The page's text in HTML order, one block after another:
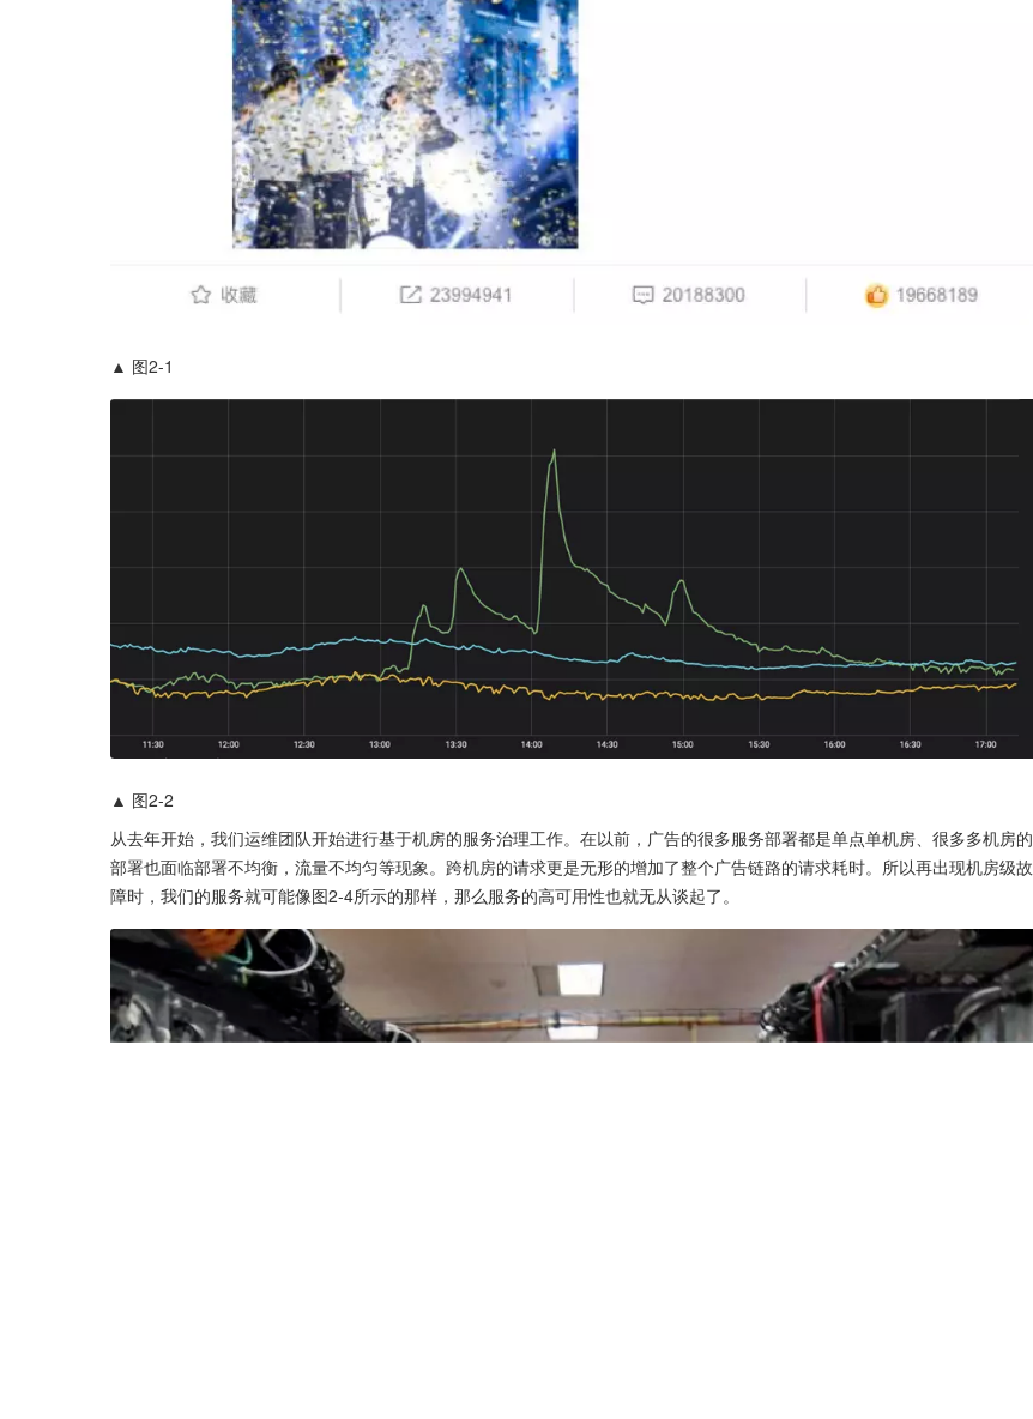
▲ 图2-1
▲ 图2-2
从去年开始，我们运维团队开始进行基于机房的服务治理工作。在以前，广告的很多服务部署都是单点单机房、很多多机房的
部署也面临部署不均衡，流量不均匀等现象。跨机房的请求更是无形的增加了整个广告链路的请求耗时。所以再出现机房级故
障时，我们的服务就可能像图2-4所示的那样，那么服务的高可用性也就无从谈起了。